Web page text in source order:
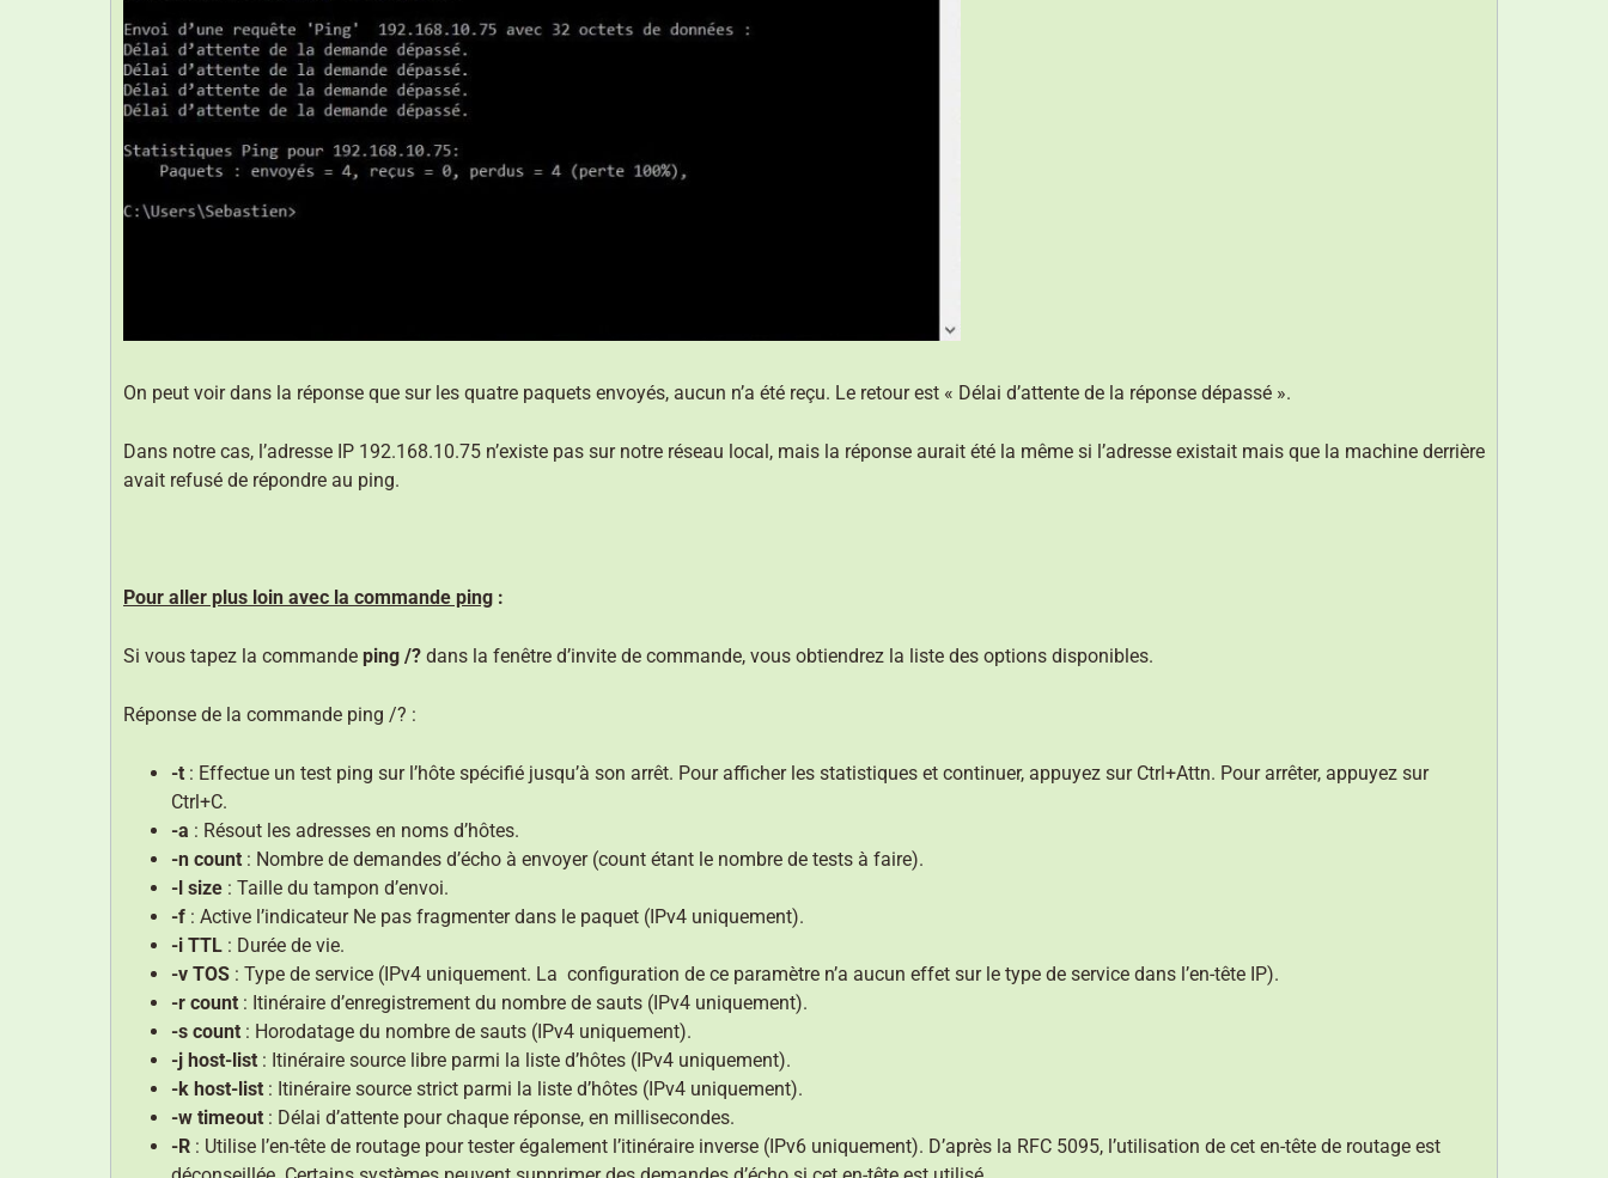
On peut voir dans la réponse que sur les quatre paquets envoyés, aucun n’a été reçu. Le retour est « Délai d’attente de la réponse dépassé ».
Dans notre cas, l’adresse IP 192.168.10.75 n’existe pas sur notre réseau local, mais la réponse aurait été la même si l’adresse existait mais que la machine derrière
avait refusé de répondre au ping.
Pour aller plus loin avec la commande ping :
Si vous tapez la commande ping /? dans la fenêtre d’invite de commande, vous obtiendrez la liste des options disponibles.
Réponse de la commande ping /? :
-t : Effectue un test ping sur l’hôte spécifié jusqu’à son arrêt. Pour afficher les statistiques et continuer, appuyez sur Ctrl+Attn. Pour arrêter, appuyez sur
Ctrl+C.
-a : Résout les adresses en noms d’hôtes.
-n count : Nombre de demandes d’écho à envoyer (count étant le nombre de tests à faire).
-l size : Taille du tampon d’envoi.
-f : Active l’indicateur Ne pas fragmenter dans le paquet (IPv4 uniquement).
-i TTL : Durée de vie.
-v TOS : Type de service (IPv4 uniquement. La configuration de ce paramètre n’a aucun effet sur le type de service dans l’en-tête IP).
-r count : Itinéraire d’enregistrement du nombre de sauts (IPv4 uniquement).
-s count : Horodatage du nombre de sauts (IPv4 uniquement).
-j host-list : Itinéraire source libre parmi la liste d’hôtes (IPv4 uniquement).
-k host-list : Itinéraire source strict parmi la liste d’hôtes (IPv4 uniquement).
-w timeout : Délai d’attente pour chaque réponse, en millisecondes.
-R : Utilise l’en-tête de routage pour tester également l’itinéraire inverse (IPv6 uniquement). D’après la RFC 5095, l’utilisation de cet en-tête de routage est